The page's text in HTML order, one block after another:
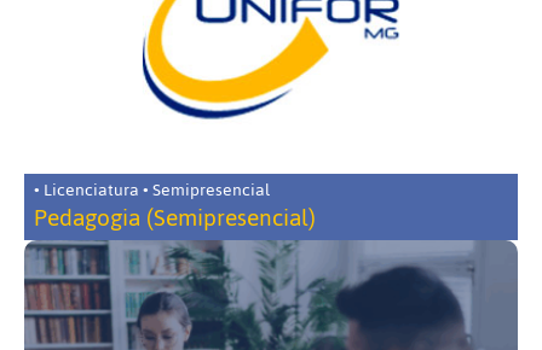
• Licenciatura • Semipresencial
Pedagogia (Semipresencial)